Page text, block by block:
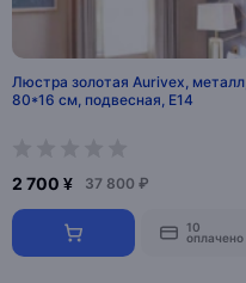
Люстра золотая Aurivex, металл,
80*16 см, подвесная, Е14
2 700 ¥ 37 800 ₽
10
оплачено